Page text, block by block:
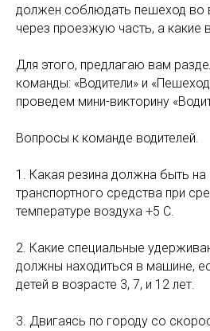
должен соблюдать пешеход во
через проезжую часть, а какие
Для этого, предлагаю вам
команды: «Водители» и
проведем мини-викторину
Вопросы к команде водителей.
1. Какая резина должна быть на
транспортного средства при
температуре воздуха +5 С.
2. Какие специальные
должны находиться в машине,
детей в возрасте 3, 7, и 12 лет.
3. Двигаясь по городу со